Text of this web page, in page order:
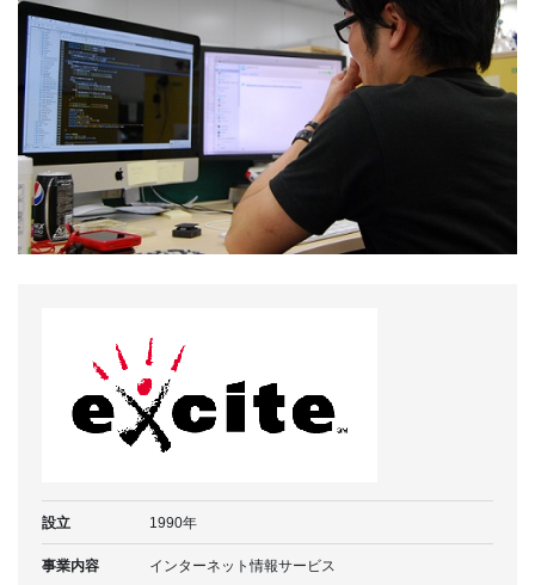
設立
1990年
事業内容
インターネット情報サービス